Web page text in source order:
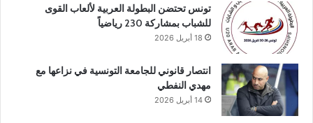
تونس تحتضن البطولة العربية لألعاب القوى
للشباب بمشاركة 230 رياضياً
18 أبريل 2026
انتصار قانوني للجامعة التونسية في نزاعها مع
مهدي النفطي
14 أبريل 2026